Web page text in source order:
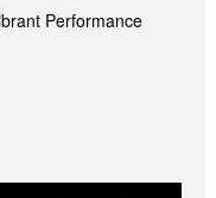
Performance